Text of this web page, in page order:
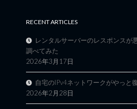
RECENT ARTICLES
レンタルサーバーのレスポンスが
調べてみた
2026年3月17日
自宅のIPv4ネットワークがやっと
2026年2月28日